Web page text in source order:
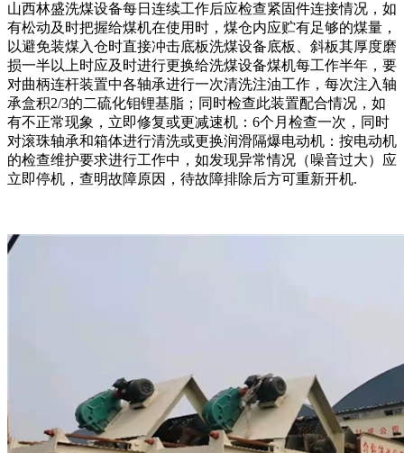
山西林盛洗煤设备每日连续工作后应检查紧固件连接情况，如
有松动及时把握给煤机在使用时，煤仓内应贮有足够的煤量，
以避免装煤入仓时直接冲击底板洗煤设备底板、斜板其厚度磨
损一半以上时应及时进行更换给洗煤设备煤机每工作半年，要
对曲柄连杆装置中各轴承进行一次清洗注油工作，每次注入轴
承盒积2/3的二硫化钼锂基脂；同时检查此装置配合情况，如
有不正常现象，立即修复或更减速机：6个月检查一次，同时
对滚珠轴承和箱体进行清洗或更换润滑隔爆电动机：按电动机
的检查维护要求进行工作中，如发现异常情况（噪音过大）应
立即停机，查明故障原因，待故障排除后方可重新开机.